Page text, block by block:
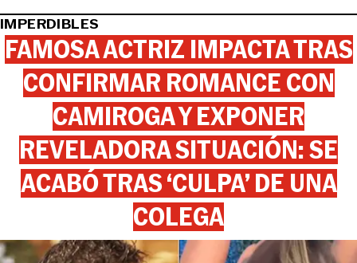
IMPERDIBLES
FAMOSA ACTRIZ IMPACTA TRAS
CONFIRMAR ROMANCE CON
CAMIROGA Y EXPONER
REVELADORA SITUACIÓN: SE
ACABÓ TRAS ‘CULPA’ DE UNA
COLEGA